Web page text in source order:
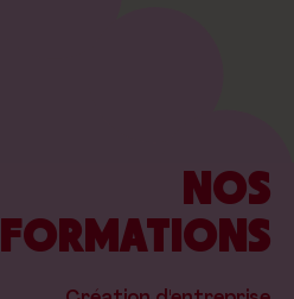
NOS
FORMATIONS